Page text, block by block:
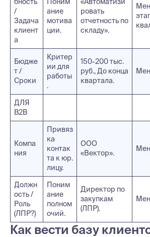
/
Задача
клиент
а
ание
мотива
ции.
ровать
отчетность по
складу».
Бюдже
т /
Сроки
Критер
ии для
работы
.
150-200 тыс.
руб., До конца
квартала.
ДЛЯ
B2B
Компа
ния
Привяз
ка
контак
та к юр.
лицу.
ООО
«Вектор».
Должн
ость /
Роль
(ЛПР?)
Поним
ание
полном
очий.
Директор по
закупкам
(ЛПР).
Как вести базу